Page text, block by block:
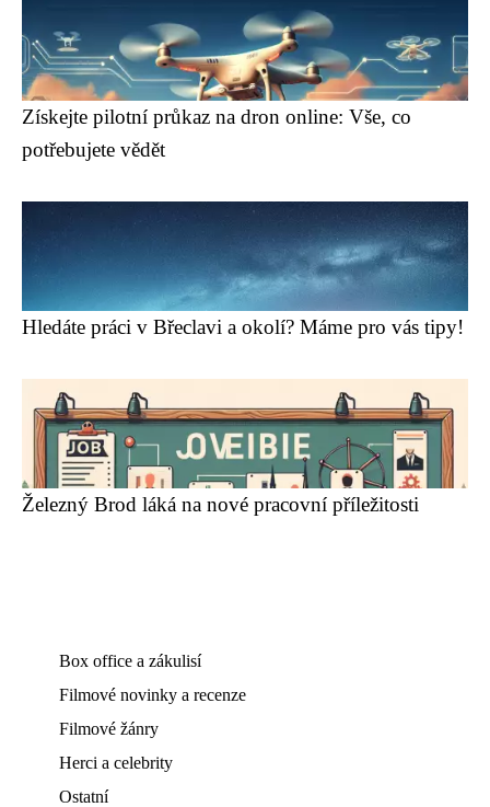
Získejte pilotní průkaz na dron online: Vše, co
potřebujete vědět
Hledáte práci v Břeclavi a okolí? Máme pro vás tipy!
Železný Brod láká na nové pracovní příležitosti
Box office a zákulisí
Filmové novinky a recenze
Filmové žánry
Herci a celebrity
Ostatní